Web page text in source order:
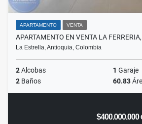
APARTAMENTO VENTA
APARTAMENTO EN VENTA LA
La Estrella, Antioquia, Colombia
2Alcobas 1 Garaje
2 Baños 60.83
$400.000.000